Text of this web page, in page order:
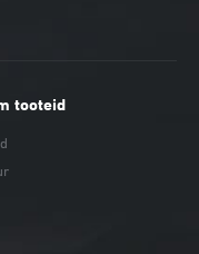
tooteid